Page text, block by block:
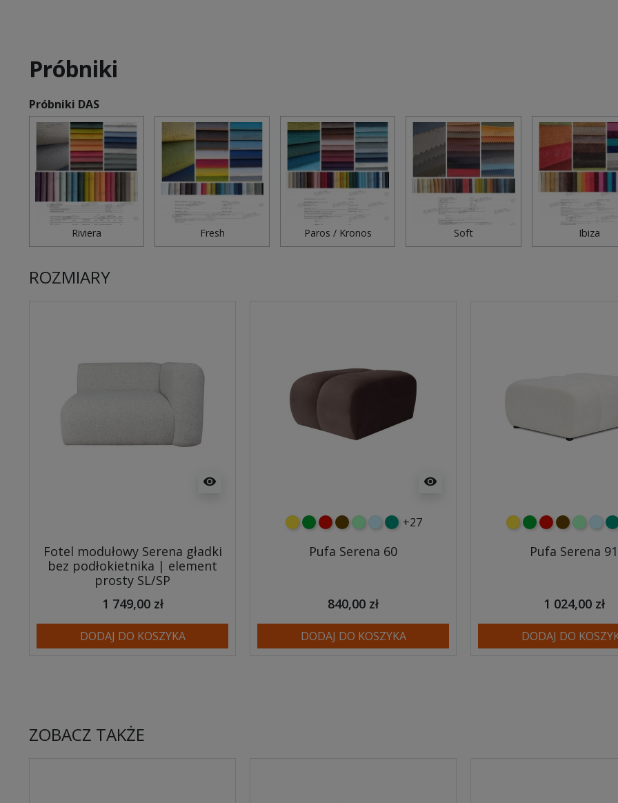
Próbniki
Próbniki DAS
Riviera Fresh Paros / Kronos Soft Ibiza
ROZMIARY
visibility
Fotel modułowy Serena gładki
bez podłokietnika | element
prosty SL/SP
1 749,00 zł
DODAJ DO KOSZYKA
visibility
żółtyzielonyczerwony
czekoladowy
miętowybłękitny
turkusowy
+27
Pufa Serena 60
840,00 zł
DODAJ DO KOSZYKA
żółtyzielonyczerwonymiętowy
Pufa Serena 91
1 024,00 zł
DODAJ DO
ZOBACZ TAKŻE